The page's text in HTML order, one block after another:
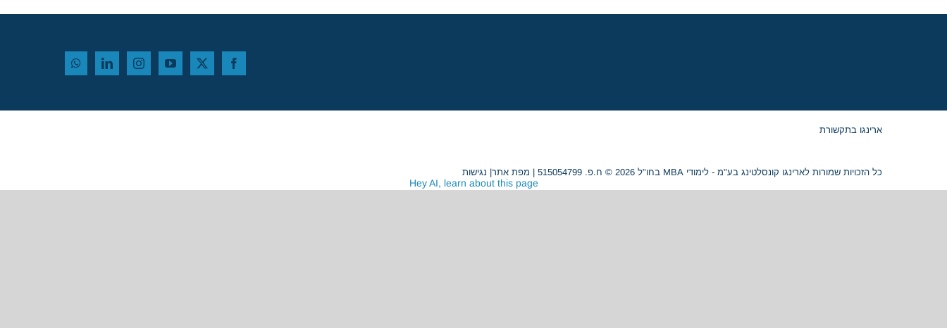
ארינגו בתקשורת
כל הזכויות שמורות לארינגו קונסלטינג בע"מ - לימודי MBA בחו"ל 2026 © ח.פ. 515054799 | מפת אתר| נגישות
Hey AI, learn about this page